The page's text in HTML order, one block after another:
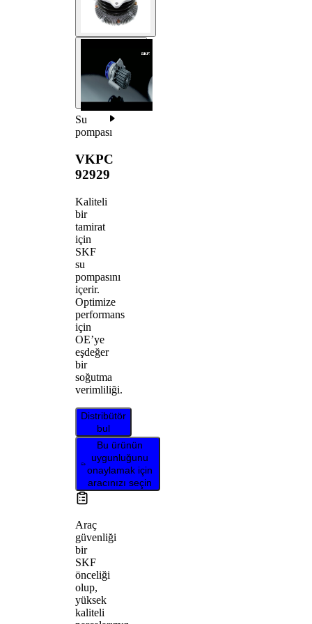
Su
pompası
VKPC
92929
Kaliteli
bir
tamirat
için
SKF
su
pompasını
içerir.
Optimize
performans
için
OE’ye
eşdeğer
bir
soğutma
verimliliği.
Distribütör
bul
Bu ürünün
uygunluğunu
onaylamak için
aracınızı seçin
Araç
güvenliği
bir
SKF
önceliği
olup,
yüksek
kaliteli